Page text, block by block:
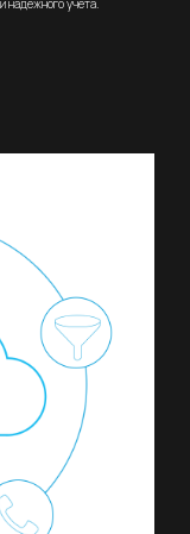
надежного учета.